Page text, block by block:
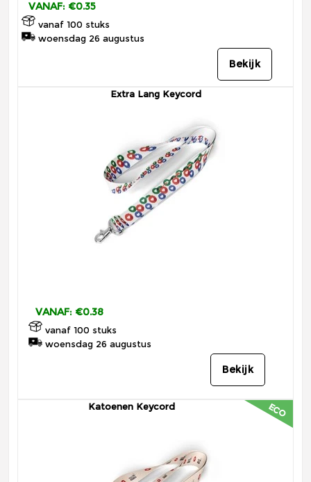
VANAF: €0.35
vanaf 100 stuks
woensdag 26 augustus
Bekijk
Extra Lang Keycord
VANAF: €0.38
vanaf 100 stuks
woensdag 26 augustus
Bekijk
ECO
Katoenen Keycord